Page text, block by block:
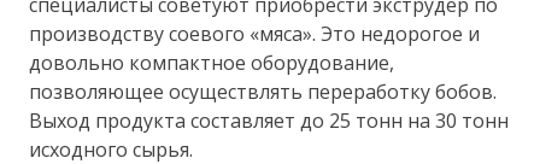
производству соевого «мяса». Это недорогое и
довольно компактное оборудование,
позволяющее осуществлять переработку бобов.
Выход продукта составляет до 25 тонн на 30 тонн
исходного сырья.